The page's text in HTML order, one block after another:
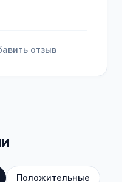
отзыв
Положительные